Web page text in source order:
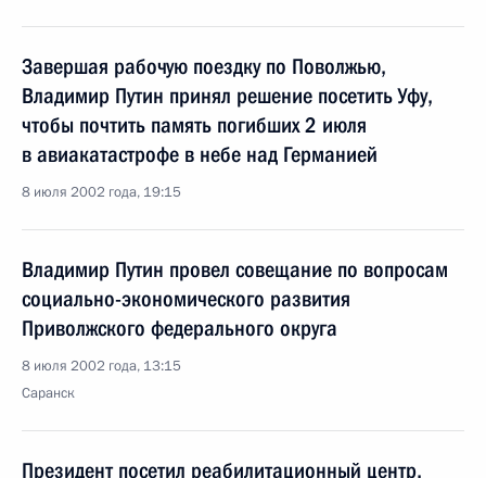
Завершая рабочую поездку по Поволжью,
Владимир Путин принял решение посетить Уфу,
чтобы почтить память погибших 2 июля
в авиакатастрофе в небе над Германией
8 июля 2002 года, 19:15
Владимир Путин провел совещание по вопросам
социально-экономического развития
Приволжского федерального округа
8 июля 2002 года, 13:15
Саранск
Президент посетил реабилитационный центр,